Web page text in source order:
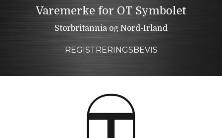
Varemerke for OT⁠ Symbolet
Storbritannia og Nord-Irland
REGISTRERINGSBEVIS